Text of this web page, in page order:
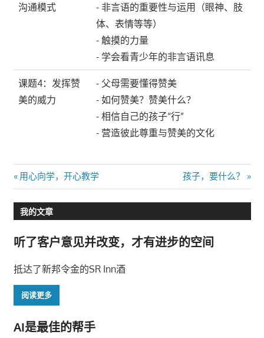
沟通模式
- 非言语的重要性与运用（眼神、肢
体、表情等等）
- 触摸的力量
- 学会看青少年的非言语讯息
课题4：发挥赞
美的威力
- 父母需要懂得赞美
- 如何赞美？赞美什么？
- 相信自己的孩子“行”
- 营造彼此尊重与赞美的文化
文
章
导
航
Previous
Post:
用心向学，开心教学
Next
Post:
孩子，要什么？
我的文章
听了客户意见并改变，才有进步的空间
抵达了新邦令金的SR Inn酒
阅读更多
AI是最佳的帮手